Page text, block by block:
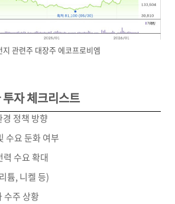
지 관련주 대장주 에코프로비엠
자 체크리스트
경 정책 방향
수요 둔화 여부
력 수요 확대
튬, 니켈 등)
수주 상황